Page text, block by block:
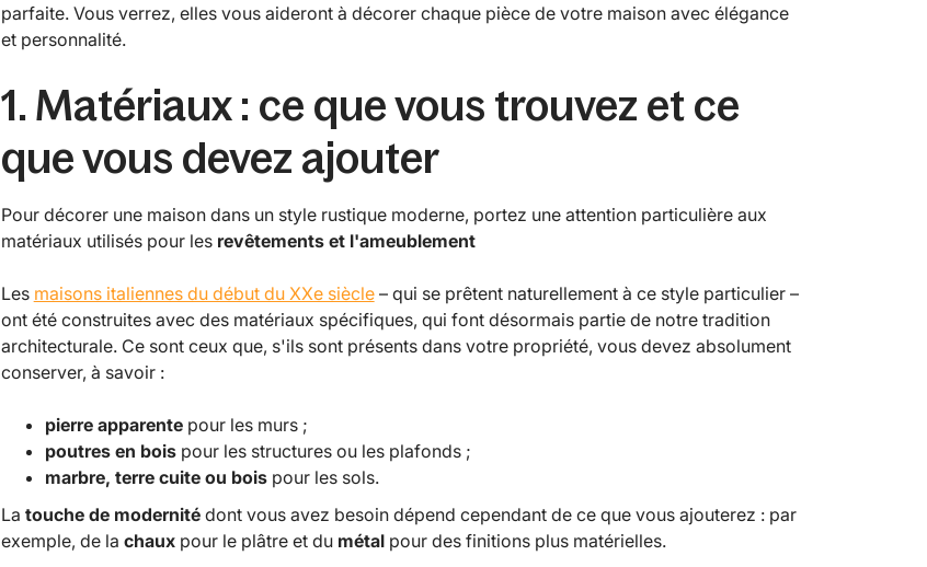
parfaite. Vous verrez, elles vous aideront à décorer chaque pièce de votre maison avec élégance
et personnalité.
1. Matériaux : ce que vous trouvez et ce
que vous devez ajouter
Pour décorer une maison dans un style rustique moderne, portez une attention particulière aux
matériaux utilisés pour les revêtements et l'ameublement
Les maisons italiennes du début du XXe siècle– qui se prêtent naturellement à ce style particulier –
ont été construites avec des matériaux spécifiques, qui font désormais partie de notre tradition
architecturale. Ce sont ceux que, s'ils sont présents dans votre propriété, vous devez absolument
conserver, à savoir :
pierre apparentepour les murs ;
poutres en boispour les structures ou les plafonds ;
marbre, terre cuite ou boispour les sols.
La touche de modernitédont vous avez besoin dépend cependant de ce que vous ajouterez : par
exemple, de la chauxpour le plâtre et du métalpour des finitions plus matérielles.